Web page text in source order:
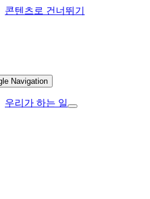
콘텐츠로 건너뛰기
Navigation
우리가 하는 일